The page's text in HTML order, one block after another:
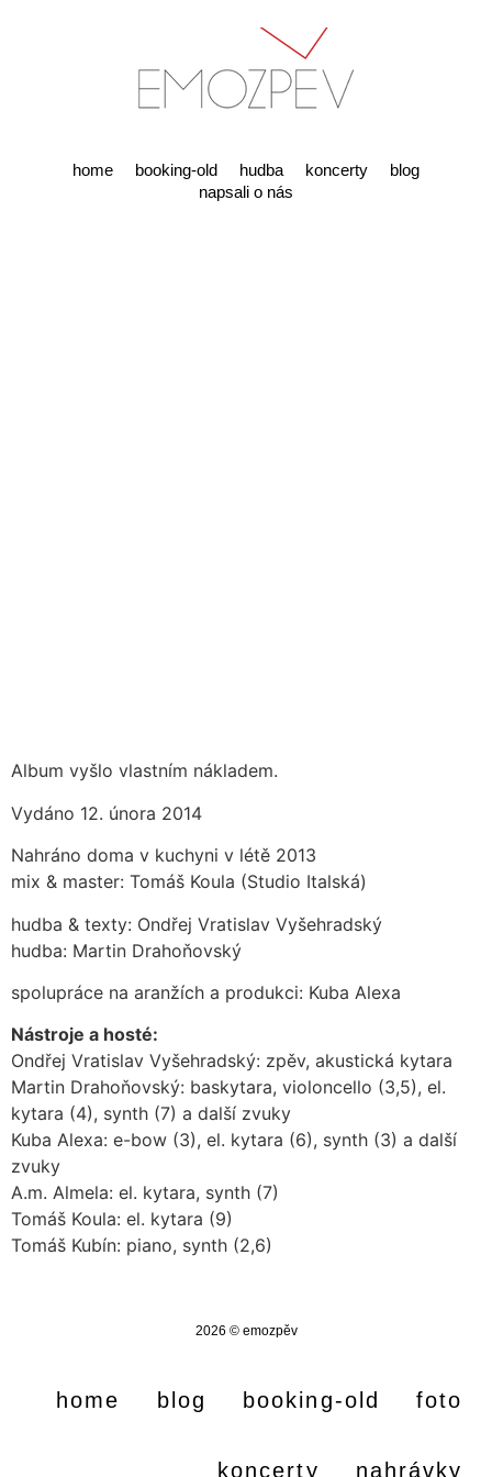
home booking-old hudba koncerty
blog
napsali o nás
Album vyšlo vlastním nákladem.
Vydáno 12. února 2014
Nahráno doma v kuchyni v létě 2013
mix & master: Tomáš Koula (Studio Italská)
hudba & texty: Ondřej Vratislav Vyšehradský
hudba: Martin Drahoňovský
spolupráce na aranžích a produkci: Kuba Alexa
Nástroje a hosté:
Ondřej Vratislav Vyšehradský: zpěv, akustická kytara
Martin Drahoňovský: baskytara, violoncello (3,5), el.
kytara (4), synth (7) a další zvuky
Kuba Alexa: e-bow (3), el. kytara (6), synth (3) a další
zvuky
A.m. Almela: el. kytara, synth (7)
Tomáš Koula: el. kytara (9)
Tomáš Kubín: piano, synth (2,6)
2026 © emozpěv
home blog booking-old foto
koncerty nahrávky